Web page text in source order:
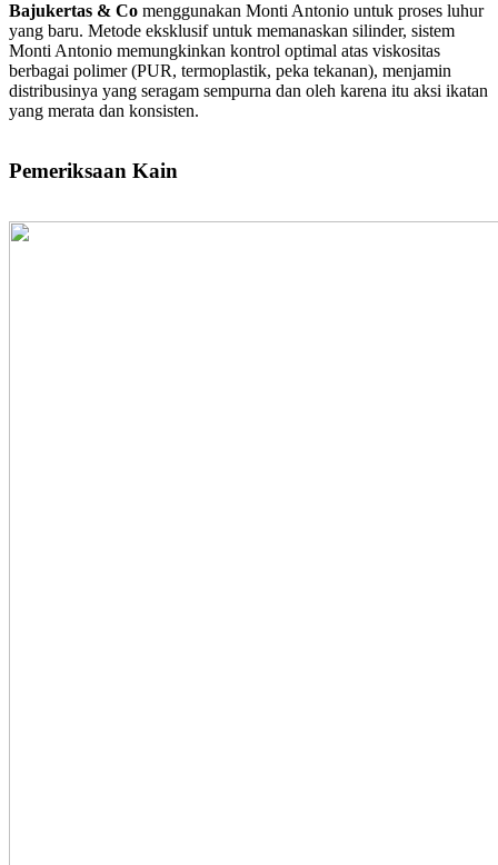
Bajukertas & Co menggunakan Monti Antonio untuk proses luhur
yang baru. Metode eksklusif untuk memanaskan silinder, sistem
Monti Antonio memungkinkan kontrol optimal atas viskositas
berbagai polimer (PUR, termoplastik, peka tekanan), menjamin
distribusinya yang seragam sempurna dan oleh karena itu aksi ikatan
yang merata dan konsisten.
Pemeriksaan Kain